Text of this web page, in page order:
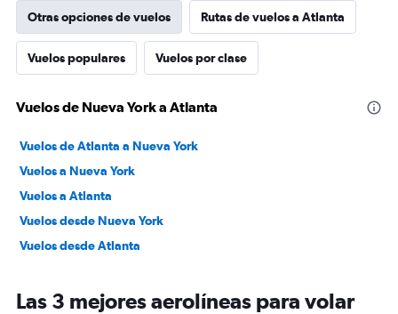
Otras opciones de vuelos Rutas de vuelos a Atlanta
Vuelos populares Vuelos por clase
Vuelos de Nueva York a Atlanta
Vuelos de Atlanta a Nueva York
Vuelos a Nueva York
Vuelos a Atlanta
Vuelos desde Nueva York
Vuelos desde Atlanta
Las 3 mejores aerolíneas para volar